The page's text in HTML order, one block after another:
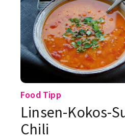
Food Tipp
Linsen-Kokos-
Chili